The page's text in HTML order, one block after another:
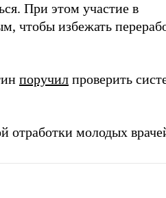
При этом участие в
чтобы избежать
поручил проверить
отработки молодых